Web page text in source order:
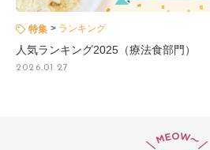
特集 ランキング
人気ランキング2025（療法食部門）
2026.01.27